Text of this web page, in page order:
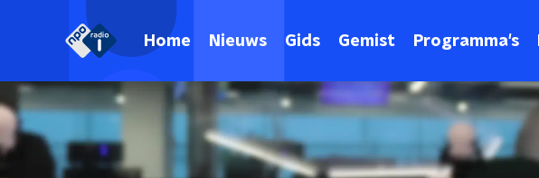
Home Nieuws Gids Gemist Programma's